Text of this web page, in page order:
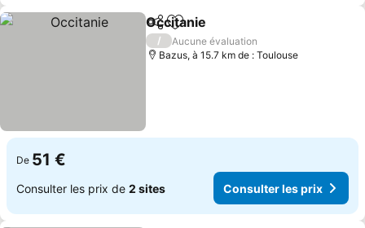
PartagerAjouter à mes favoris
Occitanie
/
Aucune évaluation
Bazus, à 15.7 km de : Toulouse
De 51 €
Consulter les prix de 2 sites Consulter les prix